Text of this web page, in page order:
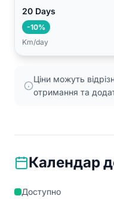
20 Days
-10%
Km/day
Ціни можуть
отримання та
Календар
Доступно